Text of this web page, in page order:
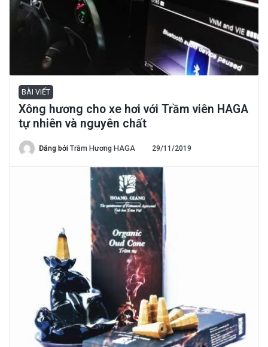
BÀI VIẾT
Xông hương cho xe hơi với Trầm viên HAGA
tự nhiên và nguyên chất
Đăng bởi Trầm Hương HAGA 29/11/2019